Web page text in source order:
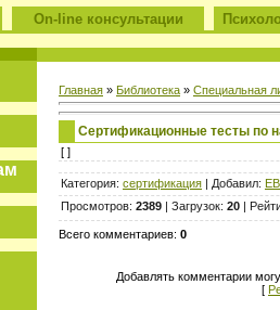
On-line консультации
Главная » Библиотека » Специальная
Сертификационные тесты по
[ ]
Категория: сертификация | Добавил: ЕВ
Просмотров: 2389 | Загрузок: 20 |
Всего комментариев: 0
Добавлять комментарии
[